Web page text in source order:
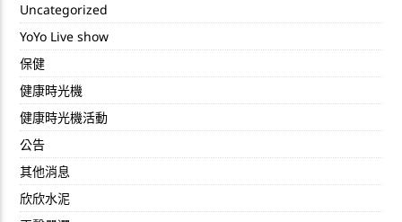
Uncategorized
YoYo Live show
保健
健康時光機
健康時光機活動
公告
其他消息
欣欣水泥